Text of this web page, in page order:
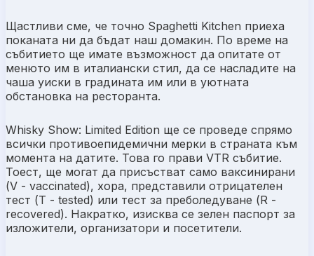
Щастливи сме, че точно Spaghetti Kitchen приеха
поканата ни да бъдат наш домакин. По време на
събитието ще имате възможност да опитате от
менюто им в италиански стил, да се насладите на
чаша уиски в градината им или в уютната
обстановка на ресторанта.
Whisky Show: Limited Edition ще се проведе спрямо
всички противоепидемични мерки в страната към
момента на датите. Това го прави VTR събитие.
Тоест, ще могат да присъстват само ваксинирани
(V - vaccinated), хора, представили отрицателен
тест (T - tested) или тест за преболедуване (R -
recovered). Накратко, изисква се зелен паспорт за
изложители, организатори и посетители.